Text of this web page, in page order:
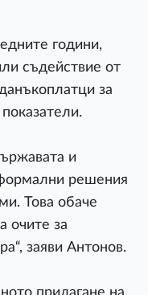
години,
съдействие от
за
и
решения
Това обаче
очите за
заяви Антонов.
прилагане на